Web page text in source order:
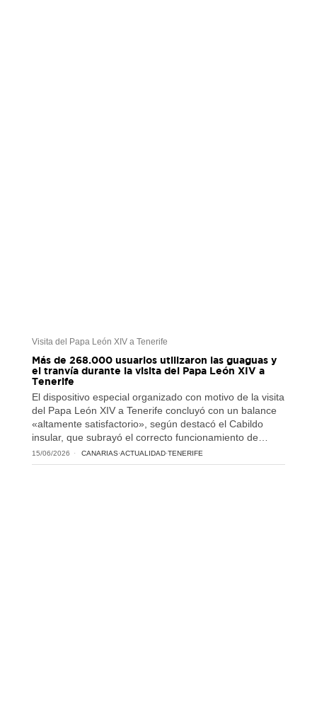
Visita del Papa León XIV a Tenerife
Más de 268.000 usuarios utilizaron las guaguas y
el tranvía durante la visita del Papa León XIV a
Tenerife
El dispositivo especial organizado con motivo de la visita
del Papa León XIV a Tenerife concluyó con un balance
«altamente satisfactorio», según destacó el Cabildo
insular, que subrayó el correcto funcionamiento de…
15/06/2026 CANARIAS·ACTUALIDAD·TENERIFE